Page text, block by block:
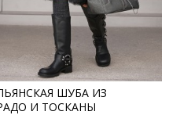
ШУБА ИЗ
И ТОСКАНЫ